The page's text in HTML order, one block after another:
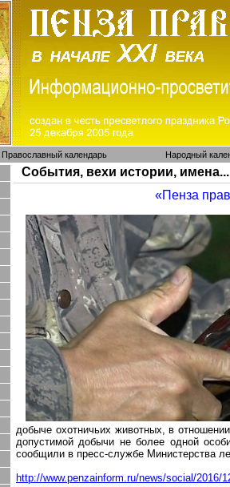
Православный календарь Народный
События, вехи истории, имена...
«Пенза
добыче охотничьих животных, в
допустимой добычи не более одной
сообщили в пресс-службе Министерства
http://www.penzainform.ru/news/social/2016/